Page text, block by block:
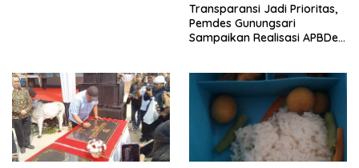
Transparansi Jadi Prioritas,
Pemdes Gunungsari
Sampaikan Realisasi APBDes